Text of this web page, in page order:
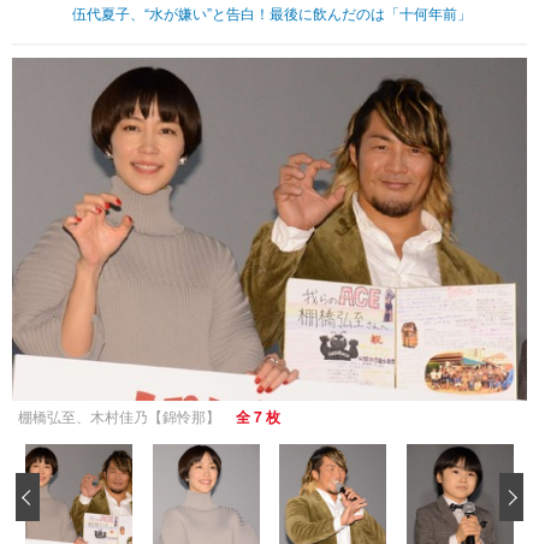
ショッピング その他
伍代夏子、“水が嫌い”と告白！最後に飲んだのは「十何年前」
棚橋弘至、木村佳乃【錦怜那】 全 7 枚
‹